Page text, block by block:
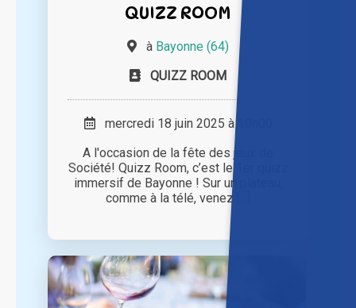
QUIZZ ROOM
à Bayonne (64)
QUIZZ ROOM
mercredi 18 juin 2025 à 10h00
A l'occasion de la fête des jeux de
Société! Quizz Room, c’est le 1er quizz
immersif de Bayonne ! Sur un plateau,
comme à la télé, venez [...]